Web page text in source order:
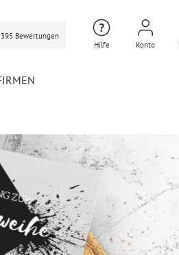
Bewertungen
Hilfe
Konto
Hochzeit Extras
Hochzeit Briefumschläge
Personalisierte Hochzeit
Umschläge
Gastgeschenke Hochzeit
Briefpapier Hochzeit